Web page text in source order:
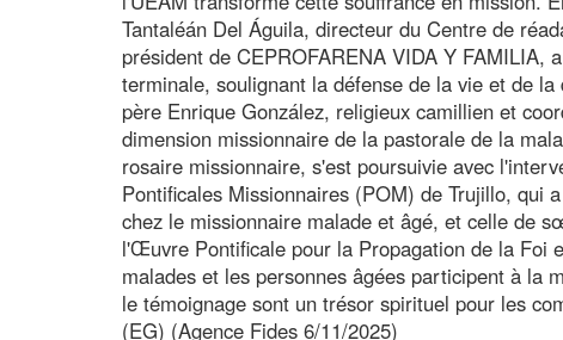
Tantaléán Del Águila, directeur du Centre de
président de CEPROFARENA VIDA Y FAMILIA,
terminale, soulignant la défense de la vie et de
père Enrique González, religieux camillien et
dimension missionnaire de la pastorale de la
rosaire missionnaire, s'est poursuivie avec
Pontificales Missionnaires (POM) de Trujillo, qui
chez le missionnaire malade et âgé, et celle de
l'Œuvre Pontificale pour la Propagation de la Foi
malades et les personnes âgées participent à la
le témoignage sont un trésor spirituel pour les
(EG) (Agence Fides 6/11/2025)